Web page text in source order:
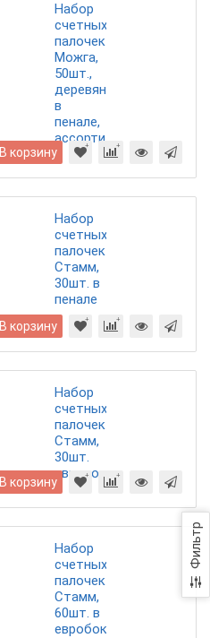
Фильтр
Набор
счетных
палочек
Можга,
50шт.,
деревянные,
в
пенале,
ассорти
В корзину
Набор
счетных
палочек
Стамм,
30шт. в
пенале
В корзину
Набор
счетных
палочек
Стамм,
30шт.
европодвес
В корзину
Набор
счетных
палочек
Стамм,
60шт. в
евробоксе